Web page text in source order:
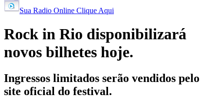
Sua Radio Online Clique Aqui
Rock in Rio disponibilizará
novos bilhetes hoje.
Ingressos limitados serão vendidos pelo
site oficial do festival.